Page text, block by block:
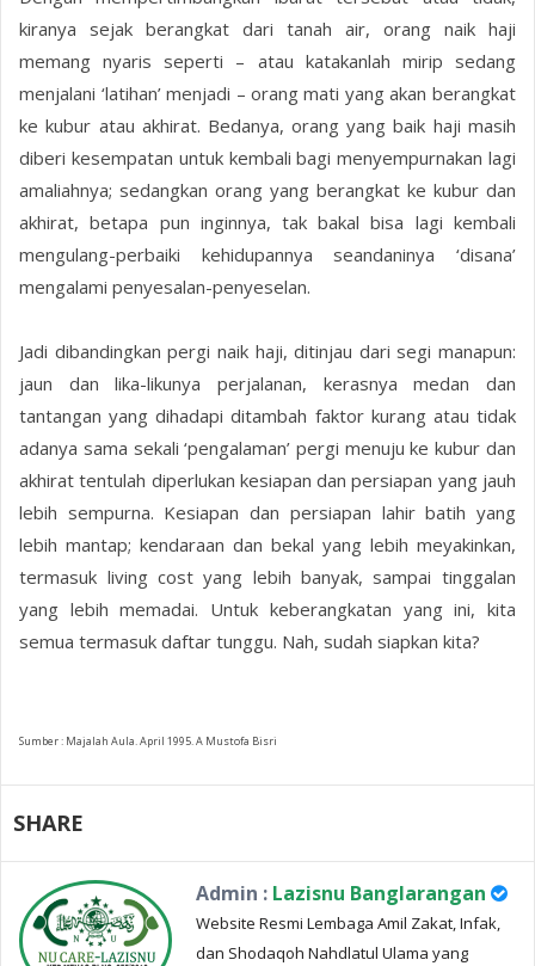
kiranya sejak berangkat dari tanah air, orang naik haji
memang nyaris seperti – atau katakanlah mirip sedang
menjalani ‘latihan’ menjadi – orang mati yang akan berangkat
ke kubur atau akhirat. Bedanya, orang yang baik haji masih
diberi kesempatan untuk kembali bagi menyempurnakan lagi
amaliahnya; sedangkan orang yang berangkat ke kubur dan
akhirat, betapa pun inginnya, tak bakal bisa lagi kembali
mengulang-perbaiki kehidupannya seandaninya ‘disana’
mengalami penyesalan-penyeselan.
Jadi dibandingkan pergi naik haji, ditinjau dari segi manapun:
jaun dan lika-likunya perjalanan, kerasnya medan dan
tantangan yang dihadapi ditambah faktor kurang atau tidak
adanya sama sekali ‘pengalaman’ pergi menuju ke kubur dan
akhirat tentulah diperlukan kesiapan dan persiapan yang jauh
lebih sempurna. Kesiapan dan persiapan lahir batih yang
lebih mantap; kendaraan dan bekal yang lebih meyakinkan,
termasuk living cost yang lebih banyak, sampai tinggalan
yang lebih memadai. Untuk keberangkatan yang ini, kita
semua termasuk daftar tunggu. Nah, sudah siapkan kita?
Sumber : Majalah Aula. April 1995. A Mustofa Bisri
SHARE
Admin : Lazisnu Banglarangan
Website Resmi Lembaga Amil Zakat, Infak,
dan Shodaqoh Nahdlatul Ulama yang